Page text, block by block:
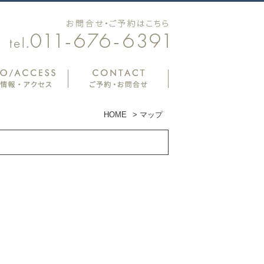
HOME > マップ